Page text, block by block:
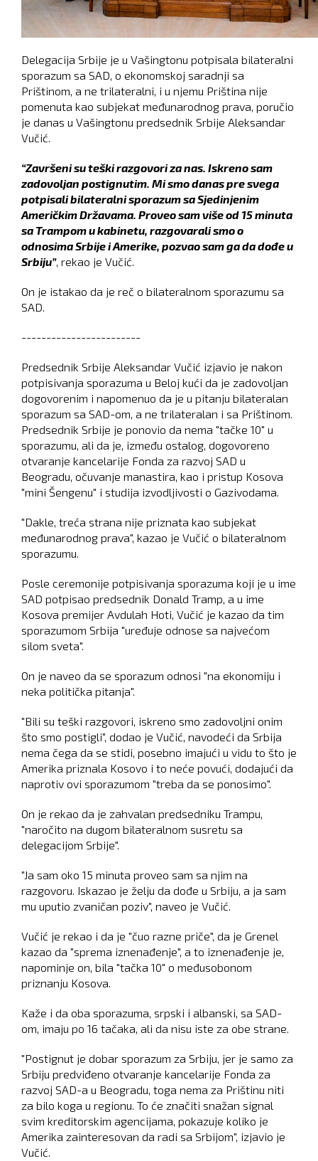
Delegacija Srbije je u Vašingtonu potpisala bilateralni
sporazum sa SAD, o ekonomskoj saradnji sa
Prištinom, a ne trilateralni, i u njemu Priština nije
pomenuta kao subjekat međunarodnog prava, poručio
je danas u Vašingtonu predsednik Srbije Aleksandar
Vučić.
“Završeni su teški razgovori za nas. Iskreno sam
zadovoljan postignutim. Mi smo danas pre svega
potpisali bilateralni sporazum sa Sjedinjenim
Američkim Državama. Proveo sam više od 15 minuta
sa Trampom u kabinetu, razgovarali smo o
odnosima Srbije i Amerike, pozvao sam ga da dođe u
Srbiju”, rekao je Vučić.
On je istakao da je reč o bilateralnom sporazumu sa
SAD.
------------------------
Predsednik Srbije Aleksandar Vučić izjavio je nakon
potpisivanja sporazuma u Beloj kući da je zadovoljan
dogovorenim i napomenuo da je u pitanju bilateralan
sporazum sa SAD-om, a ne trilateralan i sa Prištinom.
Predsednik Srbije je ponovio da nema "tačke 10" u
sporazumu, ali da je, između ostalog, dogovoreno
otvaranje kancelarije Fonda za razvoj SAD u
Beogradu, očuvanje manastira, kao i pristup Kosova
"mini Šengenu" i studija izvodljivosti o Gazivodama.
"Dakle, treća strana nije priznata kao subjekat
međunarodnog prava", kazao je Vučić o bilateralnom
sporazumu.
Posle ceremonije potpisivanja sporazuma koji je u ime
SAD potpisao predsednik Donald Tramp, a u ime
Kosova premijer Avdulah Hoti, Vučić je kazao da tim
sporazumom Srbija "uređuje odnose sa najvećom
silom sveta".
On je naveo da se sporazum odnosi "na ekonomiju i
neka politička pitanja".
"Bili su teški razgovori, iskreno smo zadovoljni onim
što smo postigli", dodao je Vučić, navodeći da Srbija
nema čega da se stidi, posebno imajući u vidu to što je
Amerika priznala Kosovo i to neće povući, dodajući da
naprotiv ovi sporazumom "treba da se ponosimo".
On je rekao da je zahvalan predsedniku Trampu,
"naročito na dugom bilateralnom susretu sa
delegacijom Srbije".
"Ja sam oko 15 minuta proveo sam sa njim na
razgovoru. Iskazao je želju da dođe u Srbiju, a ja sam
mu uputio zvaničan poziv", naveo je Vučić.
Vučić je rekao i da je "čuo razne priče", da je Grenel
kazao da "sprema iznenađenje", a to iznenađenje je,
napominje on, bila "tačka 10" o međusobonom
priznanju Kosova.
Kaže i da oba sporazuma, srpski i albanski, sa SAD-
om, imaju po 16 tačaka, ali da nisu iste za obe strane.
"Postignut je dobar sporazum za Srbiju, jer je samo za
Srbiju predviđeno otvaranje kancelarije Fonda za
razvoj SAD-a u Beogradu, toga nema za Prištinu niti
za bilo koga u regionu. To će značiti snažan signal
svim kreditorskim agencijama, pokazuje koliko je
Amerika zainteresovan da radi sa Srbijom", izjavio je
Vučić.